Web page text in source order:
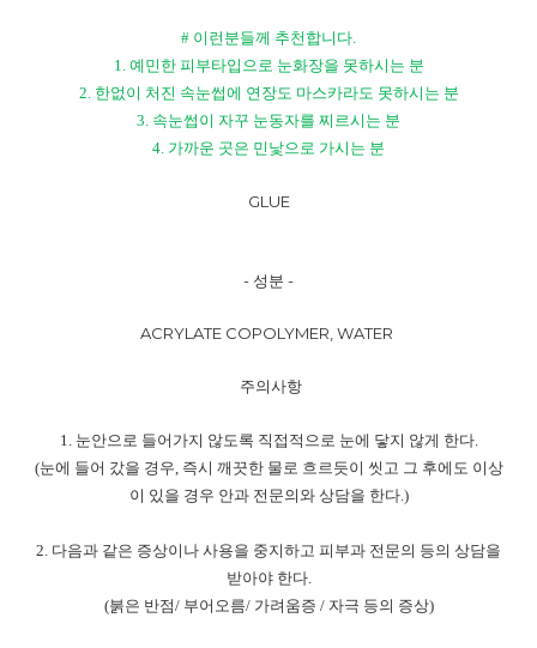
# 이런분들께 추천합니다.
1. 예민한 피부타입으로 눈화장을 못하시는 분
2. 한없이 처진 속눈썹에 연장도 마스카라도 못하시는 분
3. 속눈썹이 자꾸 눈동자를 찌르시는 분
4. 가까운 곳은 민낯으로 가시는 분
GLUE
- 성분 -
ACRYLATE COPOLYMER, WATER
주의사항
1. 눈안으로 들어가지 않도록 직접적으로 눈에 닿지 않게 한다.
(눈에 들어 갔을 경우, 즉시 깨끗한 물로 흐르듯이 씻고 그 후에도 이상
이 있을 경우 안과 전문의와 상담을 한다.)
2. 다음과 같은 증상이나 사용을 중지하고 피부과 전문의 등의 상담을
받아야 한다.
(붉은 반점/ 부어오름/ 가려움증 / 자극 등의 증상)